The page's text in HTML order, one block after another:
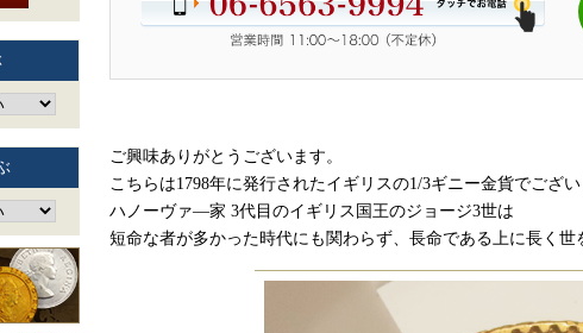
ご興味ありがとうございます。
こちらは1798年に発行されたイギリスの1/3ギニー金貨でござい
ハノーヴァ―家 3代目のイギリス国王のジョージ3世は
短命な者が多かった時代にも関わらず、長命である上に長く世